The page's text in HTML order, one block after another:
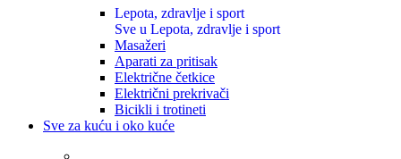
Lepota, zdravlje i sport
Sve u Lepota, zdravlje i sport
Masažeri
Aparati za pritisak
Električne četkice
Električni prekrivači
Bicikli i trotineti
Sve za kuću i oko kuće